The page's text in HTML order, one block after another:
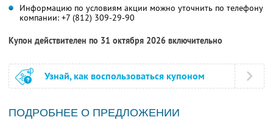
Информацию по условиям акции можно уточнить по телефону
компании: +7 (812) 309-29-90
Купон действителен по 31 октября 2026 включительно
Узнай, как воспользоваться купоном
ПОДРОБНЕЕ О ПРЕДЛОЖЕНИИ